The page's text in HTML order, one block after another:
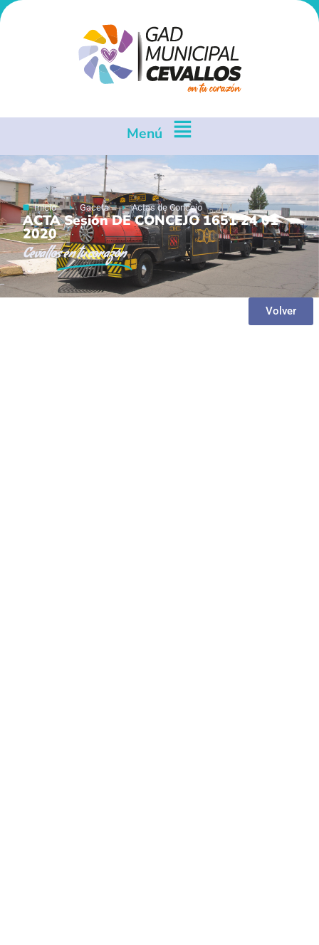
Menú
Inicio Gaceta Actas de Concejo
ACTA Sesión DE CONCEJO 1651 24 01
2020
Cevallosen tu corazón
Volver